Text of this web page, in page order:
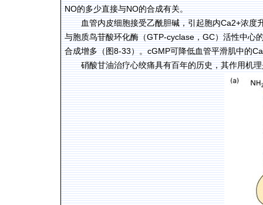
NO的多少直接与NO的合成有关。
血管内皮细胞接受乙酰胆碱，引起胞内Ca2+浓度
与胞质鸟苷酸环化酶（GTP-cyclase，GC）活性中心
合成增多（图8-33）。cGMP可降低血管平滑肌中的
硝酸甘油治疗心绞痛具有百年的历史，其作用机